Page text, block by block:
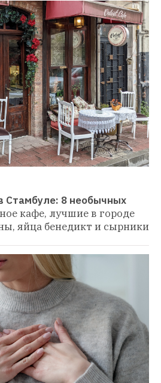
Стамбуле: 8 необычных
кафе, лучшие в городе
яйца бенедикт и сырники